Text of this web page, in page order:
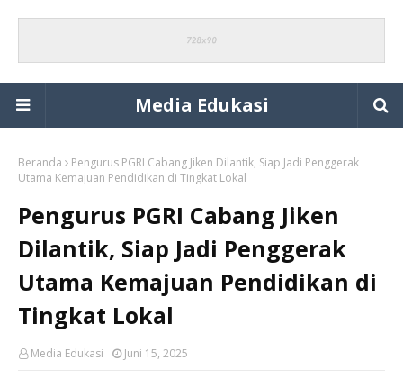
Media Edukasi
Beranda
Pengurus PGRI Cabang Jiken Dilantik, Siap Jadi Penggerak
Utama Kemajuan Pendidikan di Tingkat Lokal
Pengurus PGRI Cabang Jiken
Dilantik, Siap Jadi Penggerak
Utama Kemajuan Pendidikan di
Tingkat Lokal
Media Edukasi Juni 15, 2025